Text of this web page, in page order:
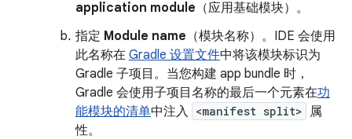
application module （应用基础模块）。
指定 Module name （模块名称）。IDE 会使用
此名称在 Gradle 设置文件中将该模块标识为
Gradle 子项目。当您构建 app bundle 时，
Gradle 会使用子项目名称的最后一个元素在功
能模块的清单中注入 <manifest split> 属
性。